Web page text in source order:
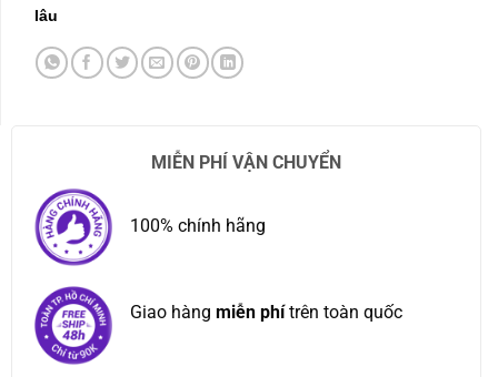
lâu
MIỄN PHÍ VẬN CHUYỂN
100% chính hãng
Giao hàng miễn phítrên toàn quốc